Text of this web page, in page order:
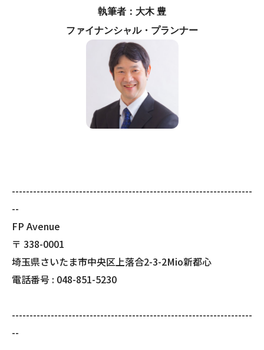
執筆者：大木 豊
ファイナンシャル・プランナー
--------------------------------------------------------------------
--
FP Avenue
〒 338-0001
埼玉県さいたま市中央区上落合2-3-2Mio新都心
電話番号 : 048-851-5230
--------------------------------------------------------------------
--